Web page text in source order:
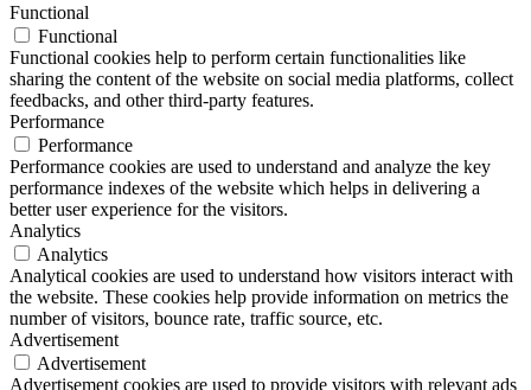
Functional
Functional
Functional cookies help to perform certain functionalities like
sharing the content of the website on social media platforms, collect
feedbacks, and other third-party features.
Performance
Performance
Performance cookies are used to understand and analyze the key
performance indexes of the website which helps in delivering a
better user experience for the visitors.
Analytics
Analytics
Analytical cookies are used to understand how visitors interact with
the website. These cookies help provide information on metrics the
number of visitors, bounce rate, traffic source, etc.
Advertisement
Advertisement
Advertisement cookies are used to provide visitors with relevant ads